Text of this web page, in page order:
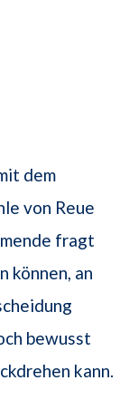
dem
von Reue
fragt
können, an
bewusst
kann.